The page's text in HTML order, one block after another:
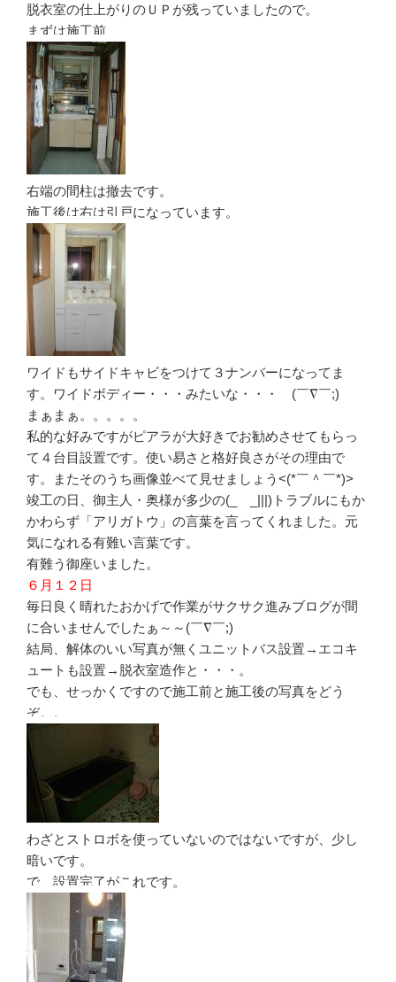
脱衣室の仕上がりのＵＰが残っていましたので。
まずは施工前
右端の間柱は撤去です。
施工後は右は引戸になっています。
ワイドもサイドキャビをつけて３ナンバーになってま
す。ワイドボディー・・・みたいな・・・ゞ(￣∇￣;)
まぁまぁ。。。。。
私的な好みですがピアラが大好きでお勧めさせてもらっ
て４台目設置です。使い易さと格好良さがその理由で
す。またそのうち画像並べて見せましょう<(*￣＾￣*)>
竣工の日、御主人・奥様が多少の(_ _|||)トラブルにもか
かわらず「アリガトウ」の言葉を言ってくれました。元
気になれる有難い言葉です。
有難う御座いました。
６月１２日
毎日良く晴れたおかげで作業がサクサク進みブログが間
に合いませんでしたぁ～～(￣∇￣;)
結局、解体のいい写真が無くユニットバス設置→エコキ
ュートも設置→脱衣室造作と・・・。
でも、せっかくですので施工前と施工後の写真をどう
ぞ。。
わざとストロボを使っていないのではないですが、少し
暗いです。
で、設置完了がこれです。